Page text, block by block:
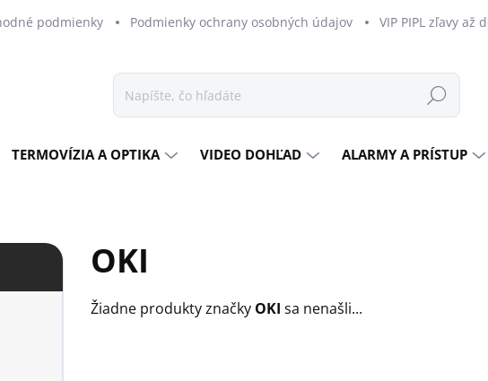
podmienky Podmienky ochrany osobných údajov VIP PIPL zľavy až
Hľadať
TERMOVÍZIA A OPTIKA VIDEO DOHĽAD ALARMY A PRÍSTUP
OKI
Žiadne produkty značky OKI sa nenašli...